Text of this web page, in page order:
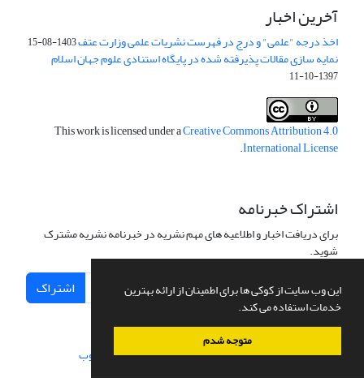
این وب سایت از کوکی ها برای اطمینان از ارائه بهترین
خدمات استفاده می کند.
متوجه شدم
آخرین اخبار
اخذ درجه "علمی" و درج در فهرست نشریات علمی وزارت عتف1403-08-15
نمایه سازی مقالات پذیرفته شده در پایگاه استنادی علوم جهان اسلام
1397-10-11
This work is licensed under aCreative Commons Attribution 4.0
International License
.
اشتراک خبرنامه
برای دریافت اخبار و اطلاعیه های مهم نشریه در خبرنامه نشریه مشترک
شوید.
اشتراک
سامانه مدیریت نشریات علمی.طراحی و پیاده سازی از سیناوب